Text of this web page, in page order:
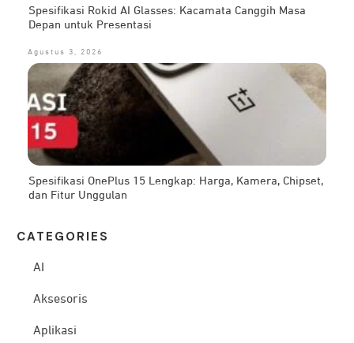
Spesifikasi Rokid AI Glasses: Kacamata Canggih Masa
Depan untuk Presentasi
Agustus 3, 2026
Spesifikasi OnePlus 15 Lengkap: Harga, Kamera, Chipset,
dan Fitur Unggulan
CATEG ORIES
AI
Aksesoris
Aplikasi